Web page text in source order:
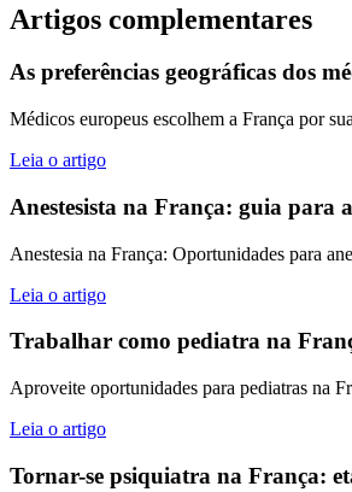
Artigos complementares
As preferências geográficas dos
Médicos europeus escolhem a França por
Leia o artigo
Anestesista na França: guia para
Anestesia na França: Oportunidades para
Leia o artigo
Trabalhar como pediatra na
Aproveite oportunidades para pediatras na
Leia o artigo
Tornar-se psiquiatra na França: